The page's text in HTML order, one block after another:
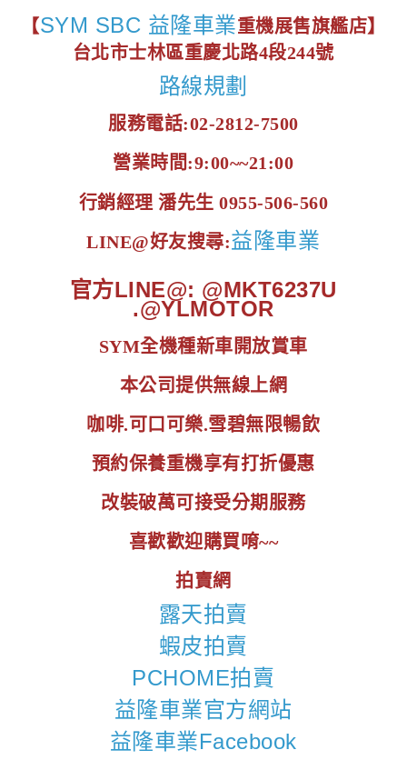
【SYM SBC 益隆車業重機展售旗艦店】
台北市士林區重慶北路4段244號
路線規劃
服務電話:02-2812-7500
營業時間:9:00~~21:00
行銷經理 潘先生 0955-506-560
LINE@好友搜尋:益隆車業
官方LINE@: @MKT6237U
.@YLMOTOR
SYM全機種新車開放賞車
本公司提供無線上網
咖啡.可口可樂.雪碧無限暢飲
預約保養重機享有打折優惠
改裝破萬可接受分期服務
喜歡歡迎購買唷~~
拍賣網
露天拍賣
蝦皮拍賣
PCHOME拍賣
益隆車業官方網站
益隆車業Facebook